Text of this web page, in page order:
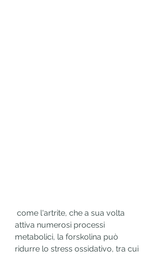
attiva numerosi processi
metabolici, la forskolina può
ridurre lo stress ossidativo, tra cui